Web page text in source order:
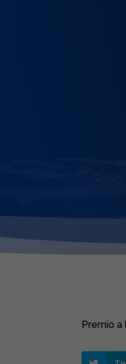
Premio a